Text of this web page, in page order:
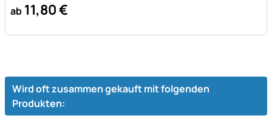
ab 11,80€
Wird oft zusammen gekauft mit folgenden
Produkten: